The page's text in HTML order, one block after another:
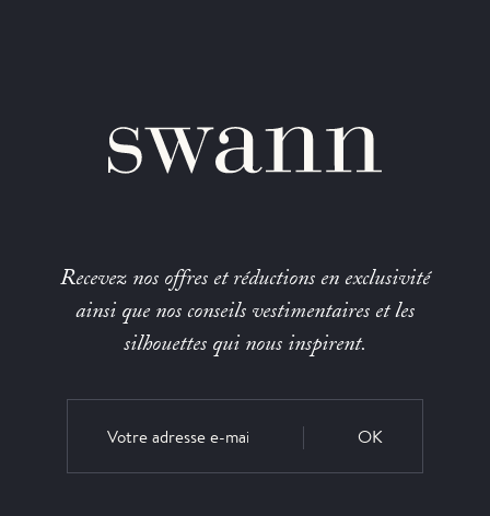
Recevez nos offres et réductions en exclusivité
ainsi que nos conseils vestimentaires et les
silhouettes qui nous inspirent.
OK